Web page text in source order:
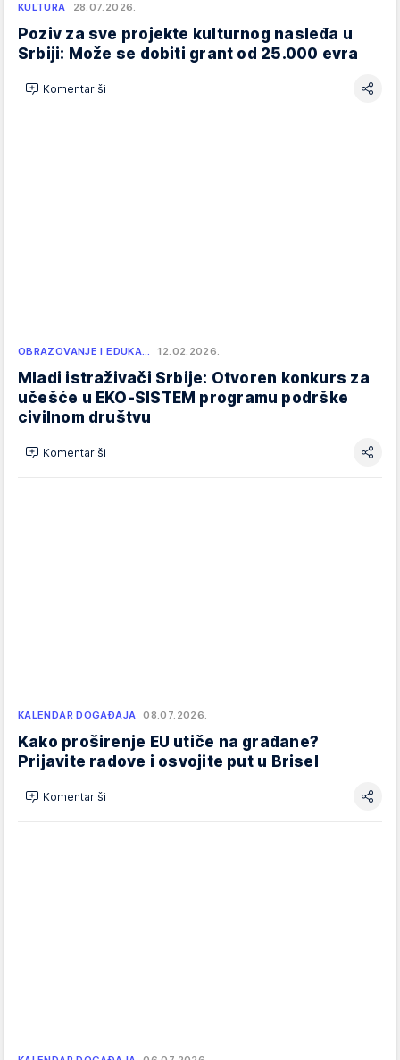
KULTURA 28.07.2026.
Poziv za sve projekte kulturnog nasleđa u
Srbiji: Može se dobiti grant od 25.000 evra
Komentariši
OBRAZOVANJE I EDUKA… 12.02.2026.
Mladi istraživači Srbije: Otvoren konkurs za
učešće u EKO-SISTEM programu podrške
civilnom društvu
Komentariši
KALENDAR DOGAĐAJA 08.07.2026.
Kako proširenje EU utiče na građane?
Prijavite radove i osvojite put u Brisel
Komentariši